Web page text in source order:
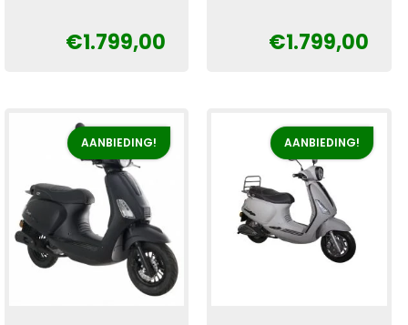
Oorspronkelijke
prijs
€1.799,00
Huidige
prijs
Oorspronkelijke
€1.799,00
Huidige
AANBIEDING! AANBIEDING!